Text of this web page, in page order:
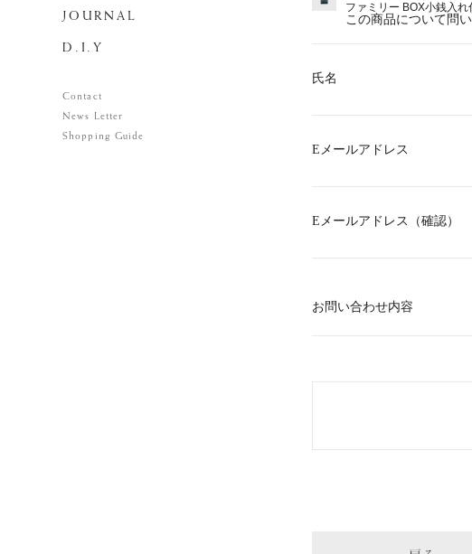
JOURNAL
D.I.Y
Contact
News Letter
Shopping Guide
ファミリー BOX小銭入
この商品について問
氏名
Eメールアドレス
Eメールアドレス（確認）
お問い合わせ内容